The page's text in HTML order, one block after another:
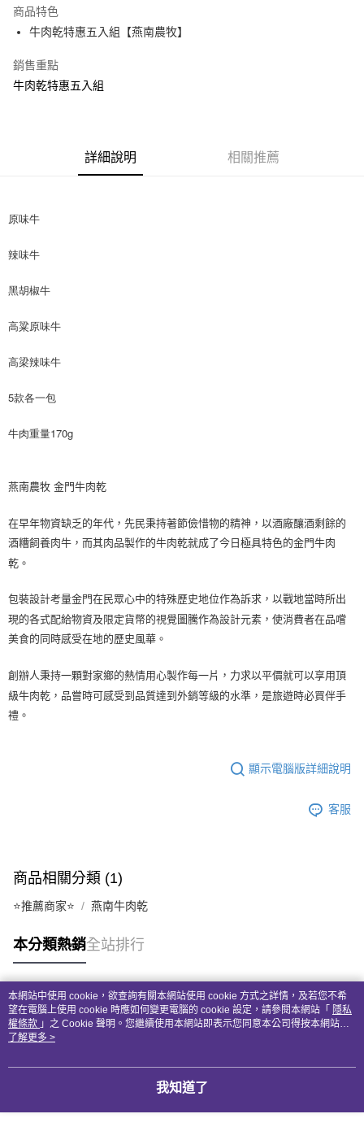
街口支付
悠遊付
全盈+PAY
【關於「AFTEE先享後付」】
２．便利：只要手機號碼，簡訊認證，即可結帳。
【「AFTEE先享後付」結帳流程】
結帳頁面，進行簡訊認證並確認金額後，即可完成結帳。
ATM／網路銀行／等多元方式進行付款，方視為交易完成。
購買商品的店家。未經商家同意取消之訂單仍視為有效，需透過AFTEE先享
※ 交易是否成功請以「AFTEE先享後付 」之結帳頁面顯示為準，若有關於
是否繳費成功／繳費後需取消欲退款等相關疑問，請聯繫「AFTEE先享後付
權轉讓予恩沛科技股份有限公司。
https://aftee.tw/terms/#terms3
３．未成年的使用者請事先徵得法定代理人或監護人之同意方可使用
「AFTEE先享後付」，若未經同意申辦者引起之損失，本公司不負相關責
任。
時審查核予不同之上限額度；若仍有額度不足之情形，本公司將視審查結果
５．嚴禁一人註冊多個帳號或使用他人資訊註冊。若發現惡意使用之情形，
恩沛科技股份有限公司將有權停止該用戶之使用額度並採取法律行動。
每筆NT$70
付款後7-11取貨
每筆NT$110
商品特色
牛肉乾特惠五入組【燕南農牧】
銷售重點
牛肉乾特惠五入組
詳細說明 相關推薦
原味牛
辣味牛
黑胡椒牛
高粱原味牛
高梁辣味牛
5款各一包
牛肉重量170g
燕南農牧 金門牛肉乾
在早年物資缺乏的年代，先民秉持著節儉惜物的精神，以酒廠釀酒剩餘的
酒糟飼養肉牛，而其肉品製作的牛肉乾就成了今日極具特色的金門牛肉
乾。
包裝設計考量金門在民眾心中的特殊歷史地位作為訴求，以戰地當時所出
現的各式配給物資及限定貨幣的視覺圖騰作為設計元素，使消費者在品嚐
美食的同時感受在地的歷史風華。
創辦人秉持一顆對家鄉的熱情用心製作每一片，力求以平價就可以享用頂
級牛肉乾，品嘗時可感受到品質達到外銷等級的水準，是旅遊時必買伴手
禮。
顯示電腦版詳細說明
客服
商品相關分類 (1)
⭐推薦商家⭐ 燕南牛肉乾
本分類熱銷全站排行
熱門標籤
本網站中使用 cookie，欲查詢有關本網站使用 cookie 方式之詳情，及若您不希
望在電腦上使用 cookie 時應如何變更電腦的 cookie 設定，請參閱本網站「 隱私
權條款 」之 Cookie 聲明。您繼續使用本網站即表示您同意本公司得按本網站使
用條款之 Cookie 聲明使用 cookie。
了解更多 >
我知道了